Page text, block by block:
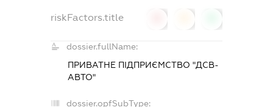
riskFactors.title
dossier.fullName:
ПРИВАТНЕ ПІДПРИЄМСТВО "ДСВ-
АВТО"
dossier.opfSubType: